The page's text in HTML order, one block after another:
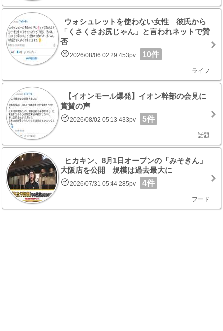
ウォシュレットを使わない女性 彼氏から
「くさくさお尻じゃん」と言われネットで賛
否
2026/08/06 02:29 453pv 10件
ライフ
【イオンモール爆発】イオン幹部の会見に
賞賛の声
2026/08/02 05:13 433pv 5件
話題
ヒカキン、8月1日オープンの「みそきん」
大阪店を公開 規模は過去最大に
2026/07/31 05:44 285pv 4件
フード